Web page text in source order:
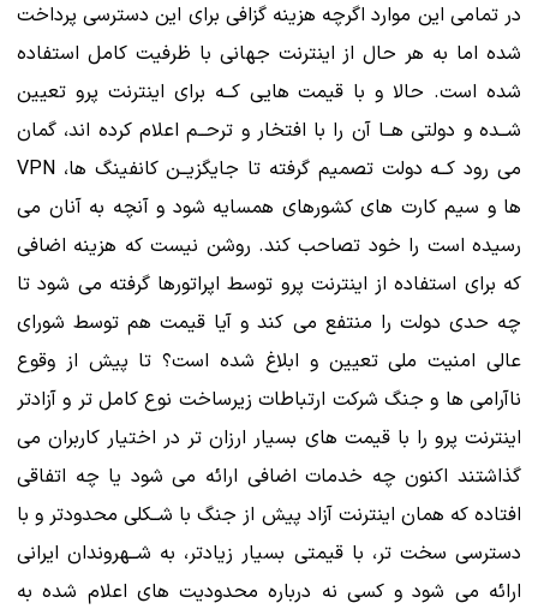
در تمامی این موارد اگرچه هزینه گزافی برای این دسترسی پرداخت
شده اما به هر حال از اینترنت جهانی با ظرفیت کامل استفاده
شده است. حالا و با قیمت هایی کــه برای اینترنت پرو تعیین
شــده و دولتی هــا آن را با افتخار و ترحــم اعلام کرده اند، گمان
می رود کــه دولت تصمیم گرفته تا جایگزیــن کانفینگ ها، VPN
ها و سیم کارت های کشورهای همسایه شود و آنچه به آنان می
رسیده است را خود تصاحب کند. روشن نیست که هزینه اضافی
که برای استفاده از اینترنت پرو توسط اپراتورها گرفته می شود تا
چه حدی دولت را منتفع می کند و آیا قیمت هم توسط شورای
عالی امنیت ملی تعیین و ابلاغ شده است؟ تا پیش از وقوع
ناآرامی ها و جنگ شرکت ارتباطات زیرساخت نوع کامل تر و آزادتر
اینترنت پرو را با قیمت های بسیار ارزان تر در اختیار کاربران می
گذاشتند اکنون چه خدمات اضافی ارائه می شود یا چه اتفاقی
افتاده که همان اینترنت آزاد پیش از جنگ با شــکلی محدودتر و با
دسترسی سخت تر، با قیمتی بسیار زیادتر، به شــهروندان ایرانی
ارائه می شود و کسی نه درباره محدودیت های اعلام شده به